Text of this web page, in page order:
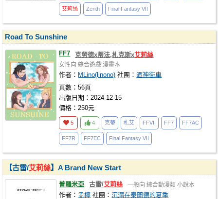
艾莉絲 Zerith Final Fantasy VII
Road To Sunshine
FF7 克勞德x蒂法,札克斯x艾莉絲
女性向 綜合遊戲 漫畫本
作者： MLino(linono) 社團：酒神街車
頁數：56頁
出版日期：2024-12-15
價格：250元
5 4 克蒂 札艾 FFVII FF7 FF7AC
FF7R FF7EC Final Fantasy VII
【古雷/艾莉絲】A Brand New Start
普羅米亞 古雷/艾莉絲 一般向 綜合動漫類 小說本
作者： 孟檸 社團：沉溺在泰蘭德的夏季